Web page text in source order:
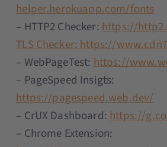
helper.herokuapp.com/fonts
– HTTP2 Checker:https://
TLS Checker: https://
– WebPageTest:https://
– PageSpeed Insigts:
https://pagespeed.web.dev/
– CrUX Dashboard:https://
– Chrome Extension: